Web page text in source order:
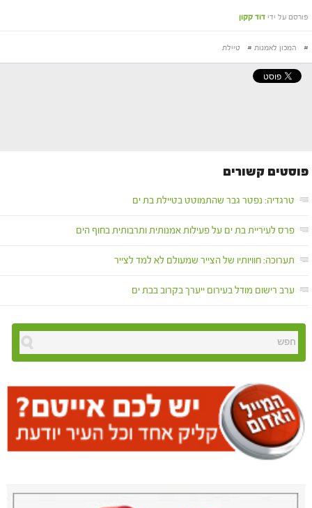
פורסם על ידי דוד קקון
# המכון לאמנות # טיילת
פוסטים קשורים
טרגדיה: נפטר גבר שהתמוטט בטיילת בת ים
פרס לעיריית בת ים על פעילות אמנותית ותרבותית בחוף הים
תערוכה: חוויותיו של הצייר שמעולם לא למד לצייר
ערב רישום מודל בעירום ייערך בקרוב בבת ים